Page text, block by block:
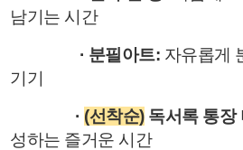
남기는 시간
· 분필아트: 자유롭게
기기
· (선착순)독서록 통장
성하는 즐거운 시간